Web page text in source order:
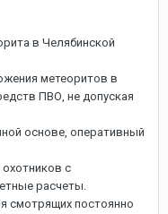
в Челябинской
метеоритов в
ПВО, не допуская
основе, оперативный
с
расчеты.
смотрящих постоянно